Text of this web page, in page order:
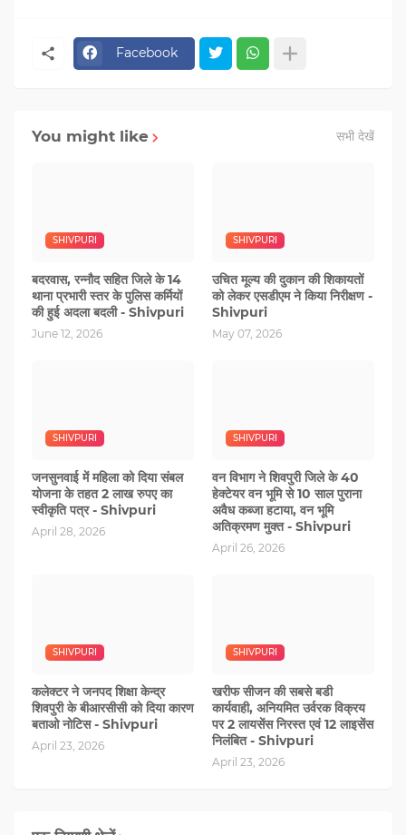
Facebook
You might like सभी देखें
SHIVPURI
बदरवास, रन्‍नौद सहित जिले के 14
थाना प्रभारी स्‍तर के पुलिस कर्मियों
की हुई अदला बदली - Shivpuri
June 12, 2026
SHIVPURI
उचित मूल्य की दुकान की शिकायतों
को लेकर एसडीएम ने किया निरीक्षण -
Shivpuri
May 07, 2026
SHIVPURI
जनसुनवाई में महिला को दिया संबल
योजना के तहत 2 लाख रुपए का
स्वीकृति पत्र - Shivpuri
April 28, 2026
SHIVPURI
वन विभाग ने शिवपुरी जिले के 40
हेक्टेयर वन भूमि से 10 साल पुराना
अवैध कब्जा हटाया, वन भूमि
अतिक्रमण मुक्त - Shivpuri
April 26, 2026
SHIVPURI
कलेक्टर ने जनपद शिक्षा केन्द्र
शिवपुरी के बीआरसीसी को दिया कारण
बताओ नोटिस - Shivpuri
April 23, 2026
SHIVPURI
खरीफ सीजन की सबसे बडी
कार्यवाही, अनियमित उर्वरक विक्रय
पर 2 लायसेंस निरस्त एवं 12 लाइसेंस
निलंबित - Shivpuri
April 23, 2026